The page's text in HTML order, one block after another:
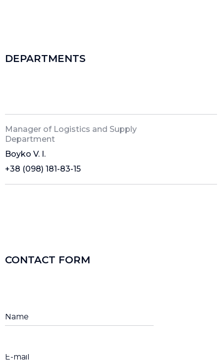
DEPARTMENTS
Manager of Logistics and Supply
Department
Boyko V. I.
+38 (098) 181-83-15
CONTACT FORM